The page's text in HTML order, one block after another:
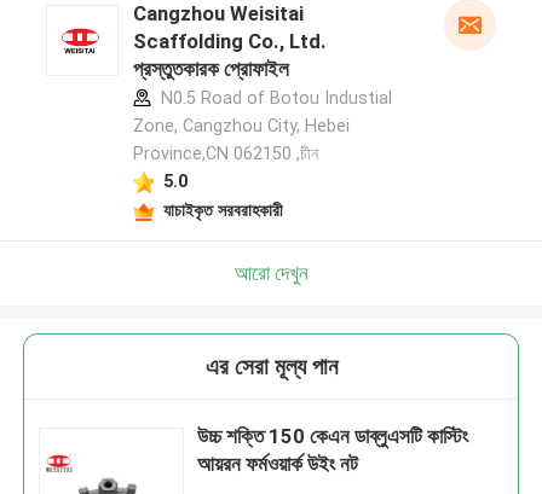
Cangzhou Weisitai
Scaffolding Co., Ltd.
প্রস্তুতকারক প্রোফাইল
N0.5 Road of Botou Industial
Zone, Cangzhou City, Hebei
Province,CN 062150 ,চীন
5.0
যাচাইকৃত সরবরাহকারী
আরো দেখুন
এর সেরা মূল্য পান
উচ্চ শক্তি 150 কেএন ডাব্লুএসটি কাস্টিং
আয়রন ফর্মওয়ার্ক উইং নট